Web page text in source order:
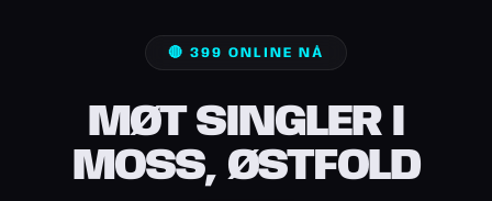
🔴 399 ONLINE NÅ
MØT SINGLER I
MOSS, ØSTFOLD